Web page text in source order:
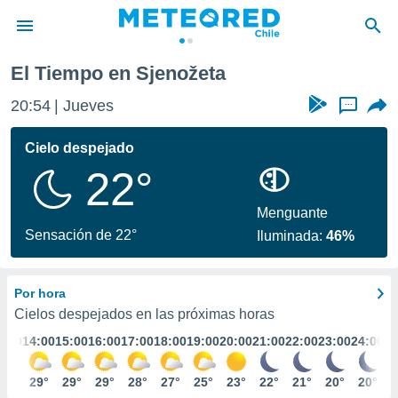
de
por
se
calidad.
a este
las
y
forma
digital
basada
El Tiempo en Sjenožeta
20:54 Jueves ...
Cielo despejado
22°
Sensación de 22°
Menguante
Iluminada:46%
Por hora
Cielos despejados en las próximas horas
14:00
29°
15:00
29°
16:00
29°
17:00
28°
18:00
27°
19:00
25°
20:00
23°
21:00
22°
22:00
21°
23:00
20°
24:00
20°